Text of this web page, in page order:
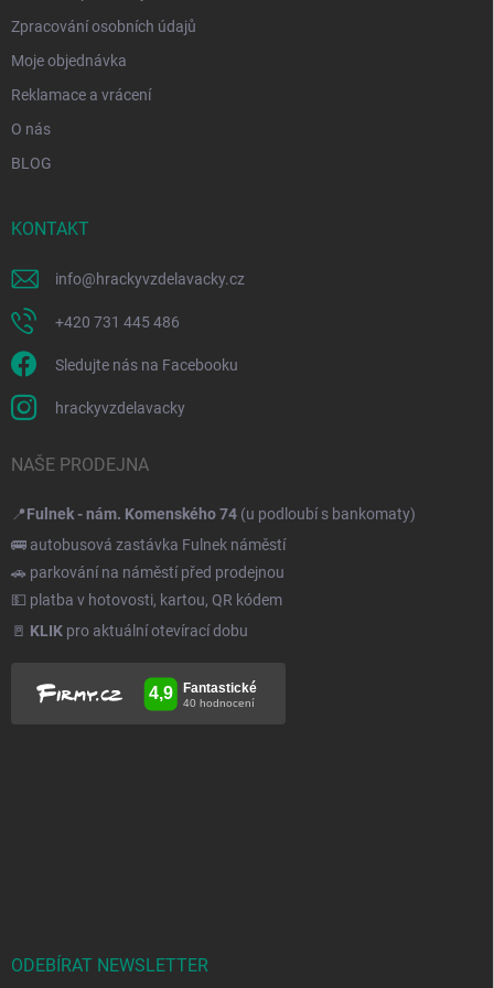
Zpracování osobních údajů
Moje objednávka
Reklamace a vrácení
O nás
BLOG
KONTAKT
info@hrackyvzdelavacky.cz
+420 731 445 486
Sledujte nás na Facebooku
hrackyvzdelavacky
NAŠE PRODEJNA
📍Fulnek - nám. Komenského 74 (u podloubí s bankomaty)
🚌 autobusová zastávka Fulnek náměstí
🚗 parkování na náměstí před prodejnou
💵 platba v hotovosti, kartou, QR kódem
🚪 KLIK pro aktuální otevírací dobu
ODEBÍRAT NEWSLETTER